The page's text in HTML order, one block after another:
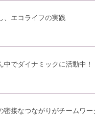
エコライフの実践
でダイナミックに活動中！
接なつながりがチームワー